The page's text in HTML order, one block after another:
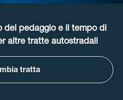
del pedaggio e il tempo di
altre tratte autostradali
tratta